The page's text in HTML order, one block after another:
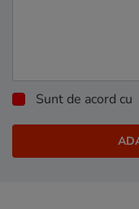
Sunt de acord cu